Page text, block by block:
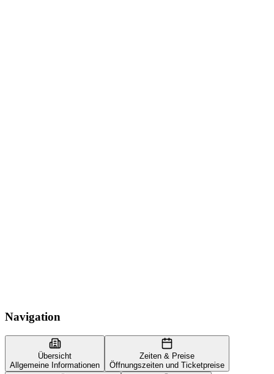
Navigation
Übersicht
Allgemeine Informationen
Zeiten & Preise
Öffnungszeiten und Ticketpreise